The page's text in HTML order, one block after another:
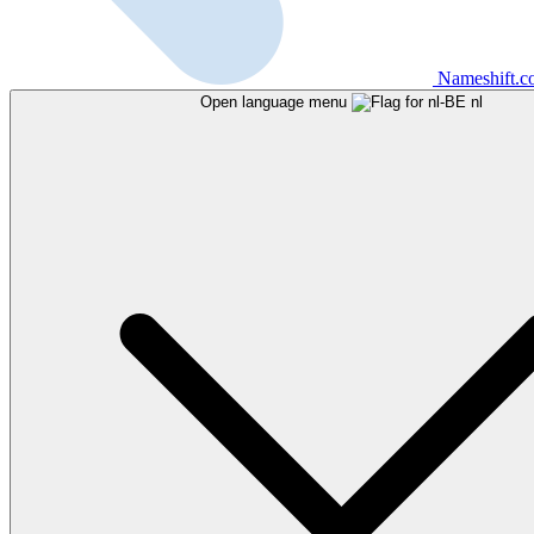
Open language menu nl